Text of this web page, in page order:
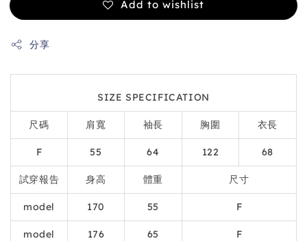
Add to wishlist
分享
SIZE SPECIFICATION
尺碼 肩寬 袖長 胸圍 衣長
F 55 64 122 68
試穿報告 身高 體重 尺寸
model 170 55 F
model 176 65 F